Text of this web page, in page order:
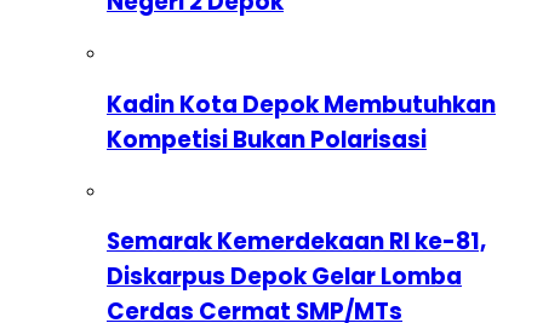
Kadin Kota Depok Membutuhkan
Kompetisi Bukan Polarisasi
Semarak Kemerdekaan RI ke-81,
Diskarpus Depok Gelar Lomba
Cerdas Cermat SMP/MTs